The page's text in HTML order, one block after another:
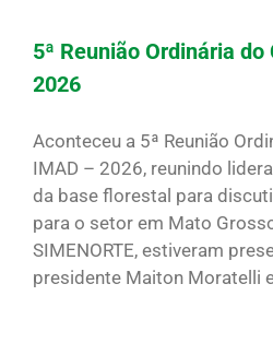
5ª Reunião Ordinária
2026
Aconteceu a 5ª Reunião
IMAD – 2026, reunindo
da base florestal para
para o setor em Mato
SIMENORTE, estiveram
presidente Maiton Moratelli